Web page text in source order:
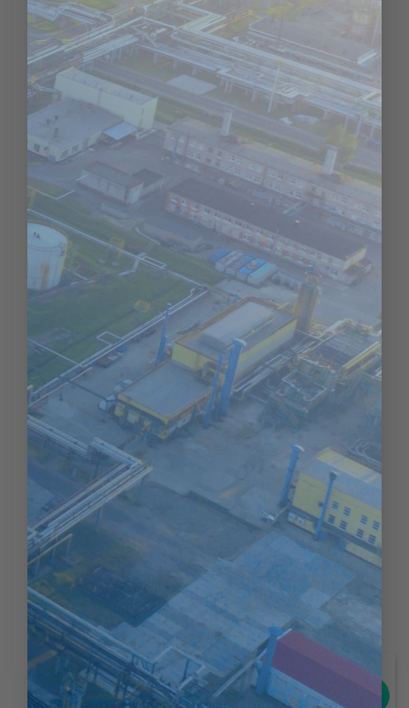
POSTED ON7 THÁNG TƯ, 2022 BYADMIN
Lorem ipsum dolor sit amet, consectetur
adipiscing elit, sed do eiusmod tempor incididunt
ut labore et dolore magna aliqua. Nisl tincidunt
eget nullam non. Quis hendrerit dolor magna
eget est lorem ipsum dolor sit. Volutpat odio
facilisis mauris sit amet massa. Commodo odio
aenean sed adipiscing diam donec adipiscing
tristique. Mi eget mauris pharetra et….
Posted in Cơ Hội Nghề Nghiệp
Văn Hóa Doanh Nghiệp
Leave a comment